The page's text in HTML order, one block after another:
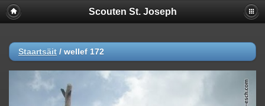
Scouten St. Joseph
Staartsäit / wellef 172